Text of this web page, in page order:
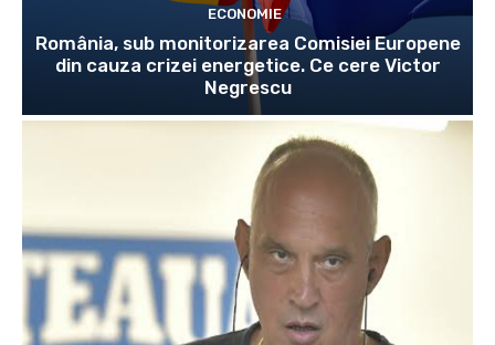
ECONOMIE
România, sub monitorizarea Comisiei Europene
din cauza crizei energetice. Ce cere Victor
Negrescu